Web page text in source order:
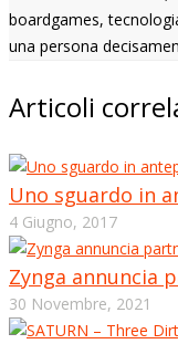
boardgames,
una persona
Articoli
Uno sguardo in
4 Giugno, 2017
Zynga annuncia
30 Novembre, 2021